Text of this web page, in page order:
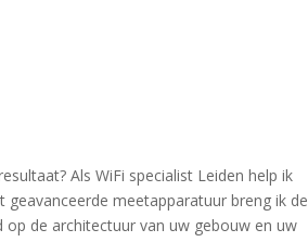
Als WiFi specialist Leiden help ik
meetapparatuur breng ik de
op de architectuur van uw gebouw en uw